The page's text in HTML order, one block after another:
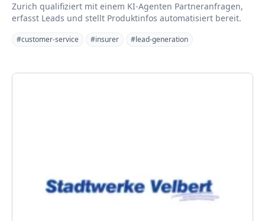
Zurich qualifiziert mit einem KI-Agenten Partneranfragen,
erfasst Leads und stellt Produktinfos automatisiert bereit.
#customer-service #insurer #lead-generation